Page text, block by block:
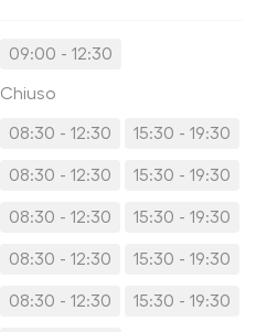
09:00 - 12:30
Chiuso
08:30 - 12:30 15:30 - 19:30
08:30 - 12:30 15:30 - 19:30
08:30 - 12:30 15:30 - 19:30
08:30 - 12:30 15:30 - 19:30
08:30 - 12:30 15:30 - 19:30